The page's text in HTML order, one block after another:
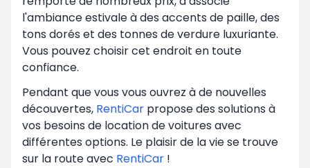
l'ambiance estivale à des accents de paille, des
tons dorés et des tonnes de verdure luxuriante.
Vous pouvez choisir cet endroit en toute
confiance.
Pendant que vous vous ouvrez à de nouvelles
découvertes, RentiCar propose des solutions à
vos besoins de location de voitures avec
différentes options. Le plaisir de la vie se trouve
sur la route avec RentiCar !